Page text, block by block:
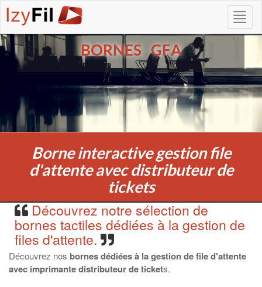
BORNES GFA
Borne interactive gestion file
d'attente avec distributeur de
tickets
Découvrez notre sélection de
bornes tactiles dédiées à la gestion de
files d'attente.
Découvrez nos bornes dédiées à la gestion de file d'attente
avec imprimante distributeur de tickets.